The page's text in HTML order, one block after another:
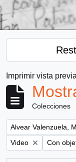
Imprimir vista previa
Colecciones
Remove filter:
Alvear Valenzuela,
Remove filter:
Video Remove
Con